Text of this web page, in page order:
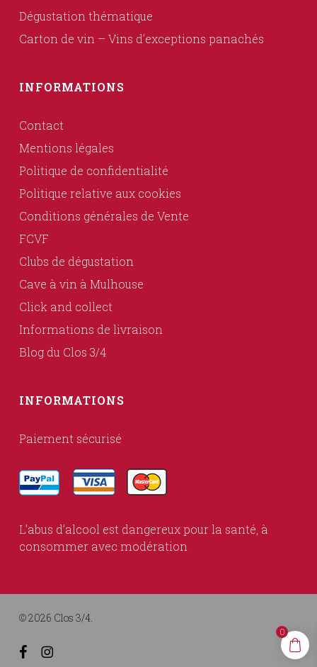
Dégustation thématique
Carton de vin – Vins d’exceptions panachés
INFORMATIONS
Contact
Mentions légales
Politique de confidentialité
Politique relative aux cookies
Conditions générales de Vente
FCVF
Clubs de dégustation
Cave à vin à Mulhouse
Click and collect
Informations de livraison
Blog du Clos 3/4
INFORMATIONS
Paiement sécurisé
L’abus d’alcool est dangereux pour la santé, à
consommer avec modération
© 2026 Clos 3/4.
facebookinstagram
0